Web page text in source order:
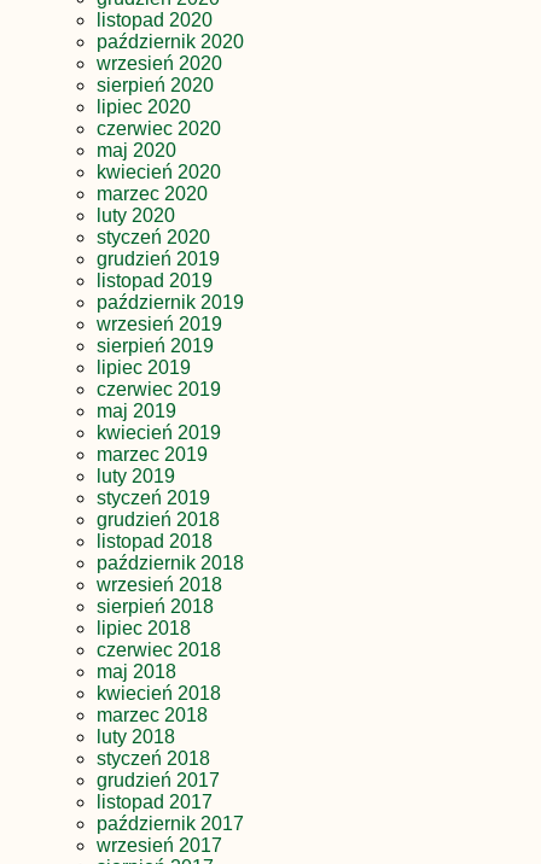
listopad 2020
październik 2020
wrzesień 2020
sierpień 2020
lipiec 2020
czerwiec 2020
maj 2020
kwiecień 2020
marzec 2020
luty 2020
styczeń 2020
grudzień 2019
listopad 2019
październik 2019
wrzesień 2019
sierpień 2019
lipiec 2019
czerwiec 2019
maj 2019
kwiecień 2019
marzec 2019
luty 2019
styczeń 2019
grudzień 2018
listopad 2018
październik 2018
wrzesień 2018
sierpień 2018
lipiec 2018
czerwiec 2018
maj 2018
kwiecień 2018
marzec 2018
luty 2018
styczeń 2018
grudzień 2017
listopad 2017
październik 2017
wrzesień 2017